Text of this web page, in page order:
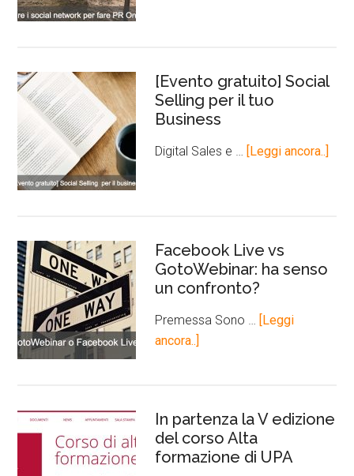
[Evento gratuito] Social
Selling per il tuo
Business
Digital Sales e … [Leggi ancora..]
Facebook Live vs
GotoWebinar: ha senso
un confronto?
Premessa Sono …
[Leggi
ancora..]
In partenza la V edizione
del corso Alta
formazione di UPA